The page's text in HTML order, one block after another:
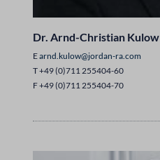
Dr. Arnd-Christian Kulow
Earnd.kulow@jordan-ra.com
T +49 (0)711 255404-60
F +49 (0)711 255404-70